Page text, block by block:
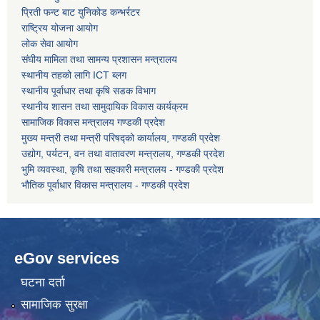
प्रिती फन्ट बाट युनिकोड कन्भर्रटर
राष्ट्रिय योजना आयोग
लोक सेवा आयोग
संघीय मामिला तथा सामन्य प्रशासन मन्त्रालय
स्थानीय तहको लागि ICT ब्लग
स्थानीय पूर्वाधार तथा कृषि सडक विभाग
स्थानीय शासन तथा सामुदायिक विकास कार्यक्रम
सामाजिक विकास मन्त्रालय गण्डकी प्रदेश
मुख्य मन्त्री तथा मन्त्री परिषद्को कार्यालय, गण्डकी प्रदेश
उद्योग, पर्यटन, वन तथा वातावरण मन्त्रालय, गण्डकी प्रदेश
भुमि व्यवस्था, कृषि तथा सहकारी मन्त्रालय - गण्डकी प्रदेश
भौतिक पूर्वाधार विकास मन्त्रालय - गण्डकी प्रदेश
eGov services
घटना दर्ता
सामाजिक सुरक्षा